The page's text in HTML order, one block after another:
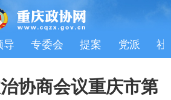
导 专委会 提案 党派 社
协商会议重庆市第